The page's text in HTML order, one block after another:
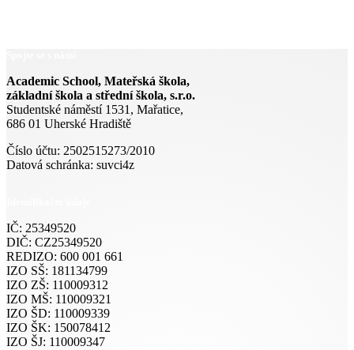
Academic School, Mateřská škola,
základní škola a střední škola, s.r.o.
Studentské náměstí 1531, Mařatice,
686 01 Uherské Hradiště
Číslo účtu: 2502515273/2010
Datová schránka: suvci4z
IČ: 25349520
DIČ: CZ25349520
REDIZO: 600 001 661
IZO SŠ: 181134799
IZO ZŠ: 110009312
IZO MŠ: 110009321
IZO ŠD: 110009339
IZO ŠK: 150078412
IZO ŠJ: 110009347